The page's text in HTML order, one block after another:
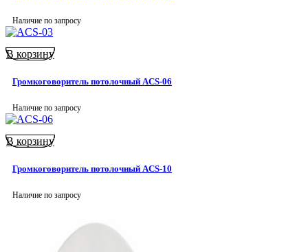
Наличие по запросу
В корзину
Громкоговоритель потолочный ACS-06
Наличие по запросу
В корзину
Громкоговоритель потолочный ACS-10
Наличие по запросу